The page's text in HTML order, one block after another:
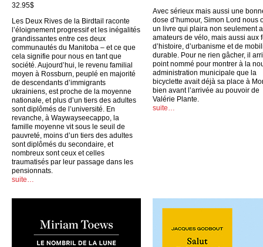
32.95$
Les Deux Rives de la Birdtail raconte
l’éloignement progressif et les inégalités
grandissantes entre ces deux
communautés du Manitoba – et ce que
cela signifie pour nous en tant que
société. Aujourd’hui, le revenu familial
moyen à Rossburn, peuplé en majorité
de descendants d’immigrants
ukrainiens, est proche de la moyenne
nationale, et plus d’un tiers des adultes
sont diplômés de l’université. En
revanche, à Waywayseecappo, la
famille moyenne vit sous le seuil de
pauvreté, moins d’un tiers des adultes
sont diplômés du secondaire, et
nombreux sont ceux et celles
traumatisés par leur passage dans les
pensionnats.
suite…
Avec sérieux mais aussi une
dose d’humour, Simon Lord nous
un livre qui plaira non seulement
amateurs de vélo, mais aussi aux
d’histoire, d’urbanisme et de
durable. Pour ne rien gâcher, il
point nommé pour montrer à la
administration municipale que la
bicyclette avait déjà sa place à
bien avant l’arrivée au pouvoir de
Valérie Plante.
suite…